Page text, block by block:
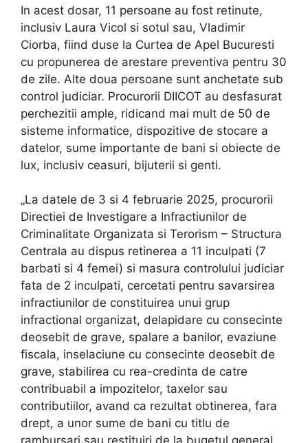
In acest dosar, 11 persoane au fost retinute,
inclusiv Laura Vicol si sotul sau, Vladimir
Ciorba, fiind duse la Curtea de Apel Bucuresti
cu propunerea de arestare preventiva pentru 30
de zile. Alte doua persoane sunt anchetate sub
control judiciar. Procurorii DIICOT au desfasurat
perchezitii ample, ridicand mai mult de 50 de
sisteme informatice, dispozitive de stocare a
datelor, sume importante de bani si obiecte de
lux, inclusiv ceasuri, bijuterii si genti.
„La datele de 3 si 4 februarie 2025, procurorii
Directiei de Investigare a Infractiunilor de
Criminalitate Organizata si Terorism – Structura
Centrala au dispus retinerea a 11 inculpati (7
barbati si 4 femei) si masura controlului judiciar
fata de 2 inculpati, cercetati pentru savarsirea
infractiunilor de constituirea unui grup
infractional organizat, delapidare cu consecinte
deosebit de grave, spalare a banilor, evaziune
fiscala, inselaciune cu consecinte deosebit de
grave, stabilirea cu rea-credinta de catre
contribuabil a impozitelor, taxelor sau
contributiilor, avand ca rezultat obtinerea, fara
drept, a unor sume de bani cu titlu de